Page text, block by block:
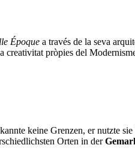
Époque a través de la seva
pròpies del
keine Grenzen, er nutzte
Orten in der